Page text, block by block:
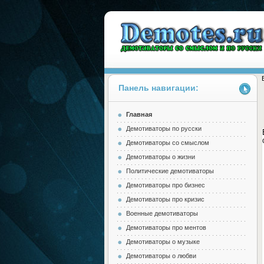
Demotes.ru
Панель навигации:
Главная
Демотиваторы по русски
Демотиваторы со смыслом
Демотиваторы о жизни
Политические демотиваторы
Демотиваторы про бизнес
Демотиваторы про кризис
Военные демотиваторы
Демотиваторы про ментов
Демотиваторы о музыке
Демотиваторы о любви